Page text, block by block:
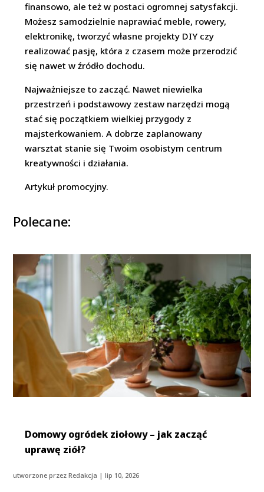
finansowo, ale też w postaci ogromnej satysfakcji.
Możesz samodzielnie naprawiać meble, rowery,
elektronikę, tworzyć własne projekty DIY czy
realizować pasję, która z czasem może przerodzić
się nawet w źródło dochodu.
Najważniejsze to zacząć. Nawet niewielka
przestrzeń i podstawowy zestaw narzędzi mogą
stać się początkiem wielkiej przygody z
majsterkowaniem. A dobrze zaplanowany
warsztat stanie się Twoim osobistym centrum
kreatywności i działania.
Artykuł promocyjny.
Polecane:
Domowy ogródek ziołowy – jak zacząć
uprawę ziół?
utworzone przezRedakcja |lip 10, 2026